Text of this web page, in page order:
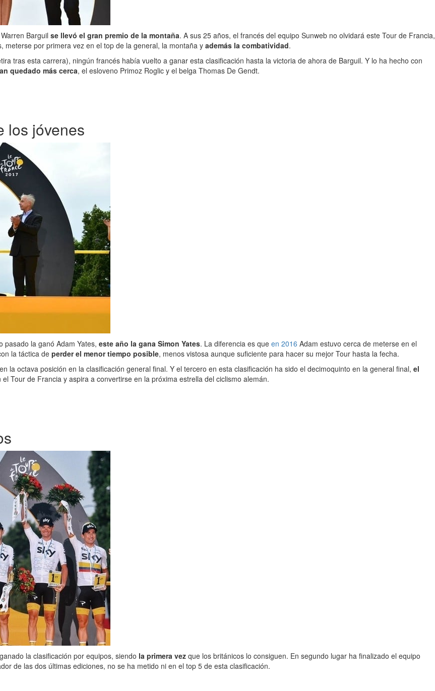
Barguil se llevó el gran premio de la montaña. A sus 25 años, el francés del equipo Sunweb no olvidará este Tour de Francia,
por primera vez en el top de la general, la montaña y además la combatividad.
tras esta carrera), ningún francés había vuelto a ganar esta clasificación hasta la victoria de ahora de Barguil. Y lo ha hecho con
quedado más cerca, el esloveno Primoz Roglic y el belga Thomas De Gendt.
los jóvenes
pasado la ganó Adam Yates, este año la gana Simon Yates. La diferencia es que en 2016 Adam estuvo cerca de meterse en el
la táctica de perder el menor tiempo posible, menos vistosa aunque suficiente para hacer su mejor Tour hasta la fecha.
la octava posición en la clasificación general final. Y el tercero en esta clasificación ha sido el decimoquinto en la general final, el
Tour de Francia y aspira a convertirse en la próxima estrella del ciclismo alemán.
la clasificación por equipos, siendo la primera vez que los británicos lo consiguen. En segundo lugar ha finalizado el equipo
de las dos últimas ediciones, no se ha metido ni en el top 5 de esta clasificación.